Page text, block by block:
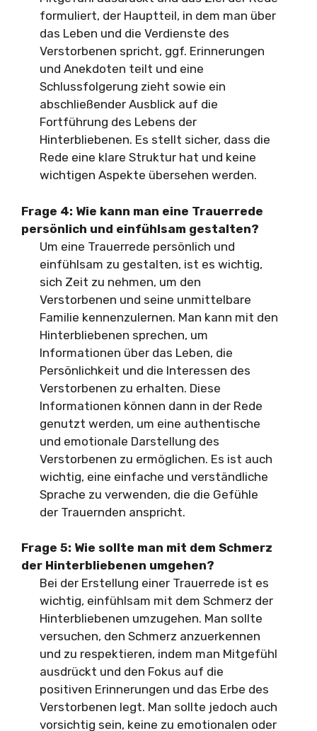
formuliert, der Hauptteil, in dem man über
das Leben und die Verdienste des
Verstorbenen spricht, ggf. Erinnerungen
und Anekdoten teilt und eine
Schlussfolgerung zieht sowie ein
abschließender Ausblick auf die
Fortführung des Lebens der
Hinterbliebenen. Es stellt sicher, dass die
Rede eine klare Struktur hat und keine
wichtigen Aspekte übersehen werden.
Frage 4: Wie kann man eine Trauerrede
persönlich und einfühlsam gestalten?
Um eine Trauerrede persönlich und
einfühlsam zu gestalten, ist es wichtig,
sich Zeit zu nehmen, um den
Verstorbenen und seine unmittelbare
Familie kennenzulernen. Man kann mit den
Hinterbliebenen sprechen, um
Informationen über das Leben, die
Persönlichkeit und die Interessen des
Verstorbenen zu erhalten. Diese
Informationen können dann in der Rede
genutzt werden, um eine authentische
und emotionale Darstellung des
Verstorbenen zu ermöglichen. Es ist auch
wichtig, eine einfache und verständliche
Sprache zu verwenden, die die Gefühle
der Trauernden anspricht.
Frage 5: Wie sollte man mit dem Schmerz
der Hinterbliebenen umgehen?
Bei der Erstellung einer Trauerrede ist es
wichtig, einfühlsam mit dem Schmerz der
Hinterbliebenen umzugehen. Man sollte
versuchen, den Schmerz anzuerkennen
und zu respektieren, indem man Mitgefühl
ausdrückt und den Fokus auf die
positiven Erinnerungen und das Erbe des
Verstorbenen legt. Man sollte jedoch auch
vorsichtig sein, keine zu emotionalen oder